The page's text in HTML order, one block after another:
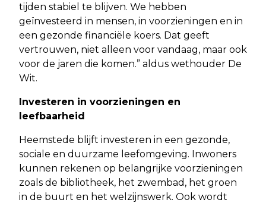
tijden stabiel te blijven. We hebben
geïnvesteerd in mensen, in voorzieningen en in
een gezonde financiële koers. Dat geeft
vertrouwen, niet alleen voor vandaag, maar ook
voor de jaren die komen.” aldus wethouder De
Wit.
Investeren in voorzieningen en
leefbaarheid
Heemstede blijft investeren in een gezonde,
sociale en duurzame leefomgeving. Inwoners
kunnen rekenen op belangrijke voorzieningen
zoals de bibliotheek, het zwembad, het groen
in de buurt en het welzijnswerk. Ook wordt